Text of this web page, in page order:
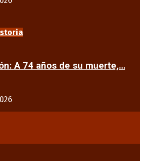
A 74 años de su muerte,…